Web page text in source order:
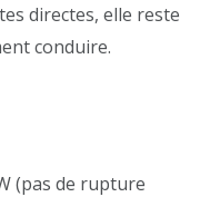
directes, elle reste
conduire.
(pas de rupture